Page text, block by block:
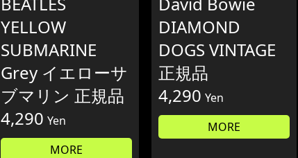
YELLOW
SUBMARINE
Grey イエローサ
ブマリン 正規品
4,290 Yen
MORE
DIAMOND
DOGS VINTAGE
正規品
4,290 Yen
MORE